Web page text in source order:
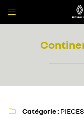

56 avenue du
05 61 08 66 76
 Catégorie :